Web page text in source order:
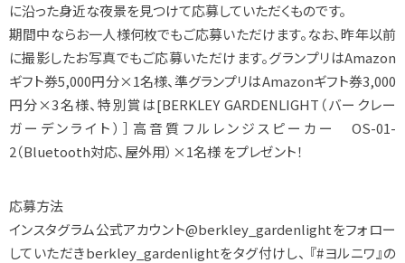
に沿った身近な夜景を見つけて応募していただくものです。
期間中ならお一人様何枚でもご応募いただけます。なお、昨年以前
に撮影したお写真でもご応募いただけます。グランプリはAmazon
ギフト券5,000円分×1名様、準グランプリはAmazonギフト券3,000
円分×3名様、特別賞は[BERKLEY GARDENLIGHT（バークレー
ガーデンライト）］高音質フルレンジスピーカー OS-01-
2（Bluetooth対応、屋外用）×1名様 をプレゼント！
応募方法
インスタグラム公式アカウント@berkley_gardenlightをフォロー
していただきberkley_gardenlightをタグ付けし、 『#ヨルニワ』の